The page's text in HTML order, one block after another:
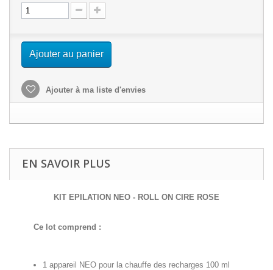
Ajouter au panier
Ajouter à ma liste d'envies
EN SAVOIR PLUS
KIT EPILATION NEO - ROLL ON CIRE ROSE
Ce lot comprend :
1 appareil NEO pour la chauffe des recharges 100 ml